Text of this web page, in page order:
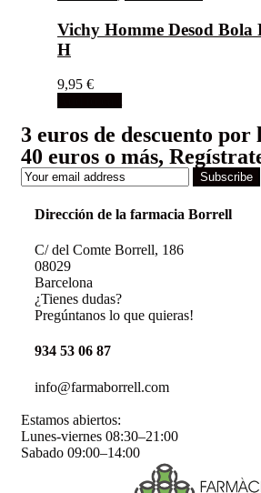
Vichy Homme Desod Bola
H
9,95 €
3 euros de descuento por
40 euros o más,
Subscribe
Dirección de la farmacia Borrell
C/ del Comte Borrell, 186
08029
Barcelona
¿Tienes dudas?
Pregúntanos lo que quieras!
934 53 06 87
info@farmaborrell.com
Estamos abiertos:
Lunes-viernes 08:30–21:00
Sabado 09:00–14:00